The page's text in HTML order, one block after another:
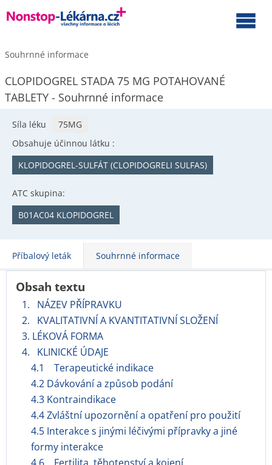
Souhrnné informace
CLOPIDOGREL STADA 75 MG POTAHOVANÉ
TABLETY - Souhrnné informace
Síla léku
75MG
Obsahuje účinnou látku :
KLOPIDOGREL-SULFÁT (CLOPIDOGRELI SULFAS)
ATC skupina:
B01AC04 KLOPIDOGREL
Příbalový leták Souhrnné informace
Obsah textu
1. NÁZEV PŘÍPRAVKU
2. KVALITATIVNÍ A KVANTITATIVNÍ SLOŽENÍ
3. LÉKOVÁ FORMA
4. KLINICKÉ ÚDAJE
4.1 Terapeutické indikace
4.2 Dávkování a způsob podání
4.3 Kontraindikace
4.4 Zvláštní upozornění a opatření pro použití
4.5 Interakce s jinými léčivými přípravky a jiné
formy interakce